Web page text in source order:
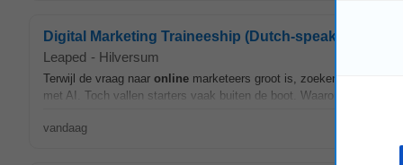
Digital Marketing Traineeship (Dutch-speaking only)
Leaped - Hilversum
Terwijl de vraag naar online marketeers groot is, zoeken bedrijven
met AI. Toch vallen starters vaak buiten de boot. Waarom? Omdat je
vandaag